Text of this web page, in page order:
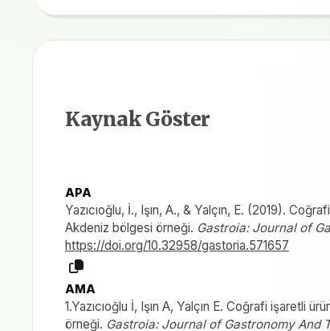
Kaynak Göster
APA
Yazıcıoğlu, İ., Işın, A., & Yalçın, E. (2019).
Akdeniz bölgesi örneği. Gastroia: Journal of
https://doi.org/10.32958/gastoria.571657
AMA
1.Yazıcıoğlu İ, Işın A, Yalçın E. Coğrafi işaretli
örneği. Gastroia: Journal of Gastronomy And